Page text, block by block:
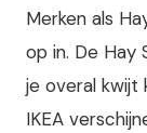
Merken als
op in. De Hay
je overal kwijt
IKEA